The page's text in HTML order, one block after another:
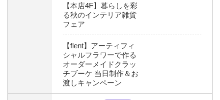
【本店4F】暮らしを彩
る秋のインテリア雑貨
フェア
【flent】アーティフィ
シャルフラワーで作る
オーダーメイドクラッ
チブーケ 当日制作＆お
渡しキャンペーン